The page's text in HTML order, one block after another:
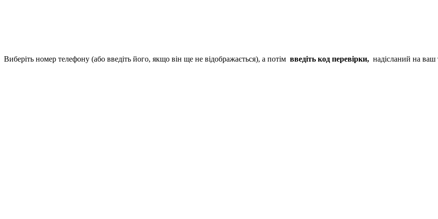
Виберіть номер телефону (або введіть його, якщо він ще не відображається), а потім введіть код перевірки, надісланий на ваш